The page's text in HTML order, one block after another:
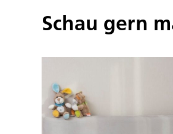
Schau gern